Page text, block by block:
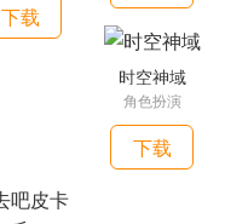
下载
时空神域
角色扮演
下载